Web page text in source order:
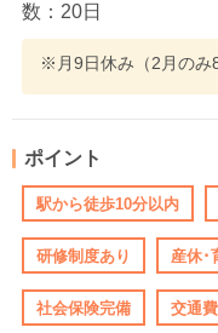
数：20日
※月9日休み（2月の
ポイント
駅から徒歩10分以内
研修制度あり 産休･
社会保険完備 交通